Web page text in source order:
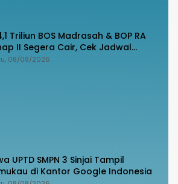
Triliun BOS Madrasah & BOP RA
II Segera Cair, Cek Jadwal
08/08/2026
UPTD SMPN 3 Sinjai Tampil
di Kantor Google Indonesia